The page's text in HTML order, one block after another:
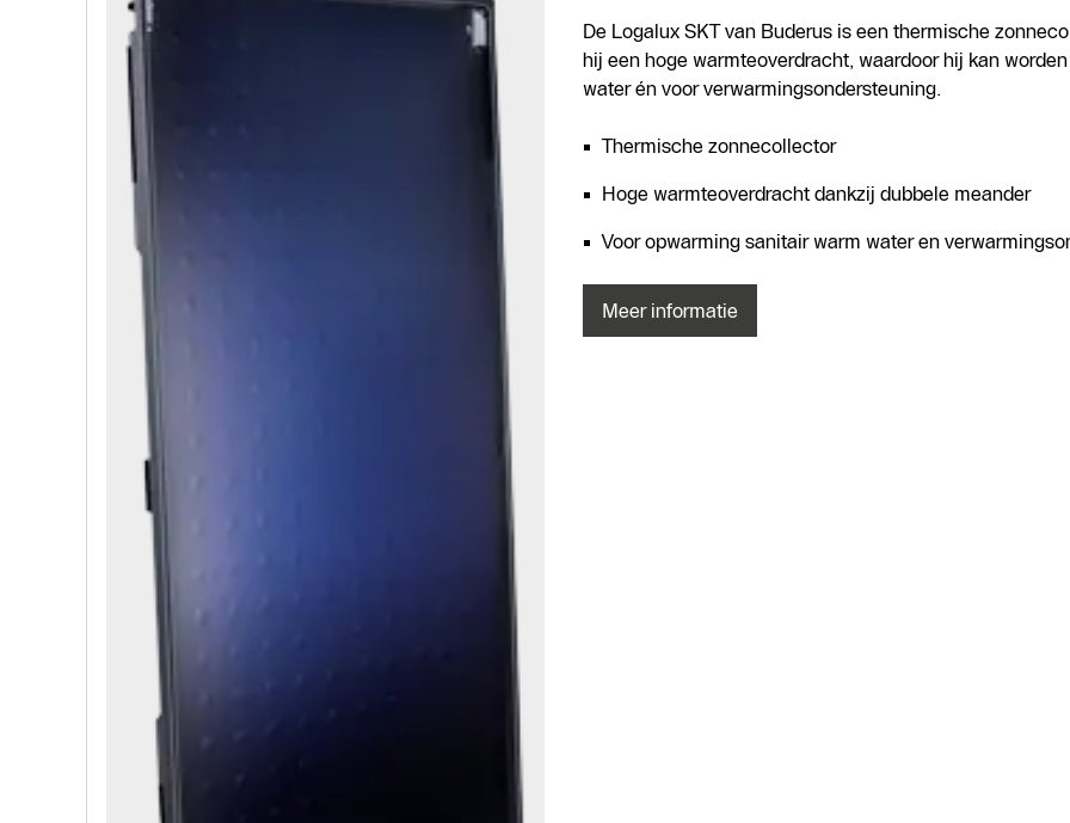
De Logalux SKT van Buderus is een thermische
hij een hoge warmteoverdracht, waardoor hij kan
water én voor verwarmingsondersteuning.
Thermische zonnecollector
Hoge warmteoverdracht dankzij dubbele meander
Voor opwarming sanitair warm water en
Meer informatie